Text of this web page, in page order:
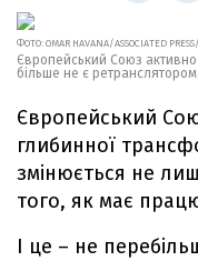
ФОТО: OMAR HAVANA/ASSOCIATED
Європейський Союз
більше не є
Європейський
глибинної
змінюється не
того, як має
І це – не